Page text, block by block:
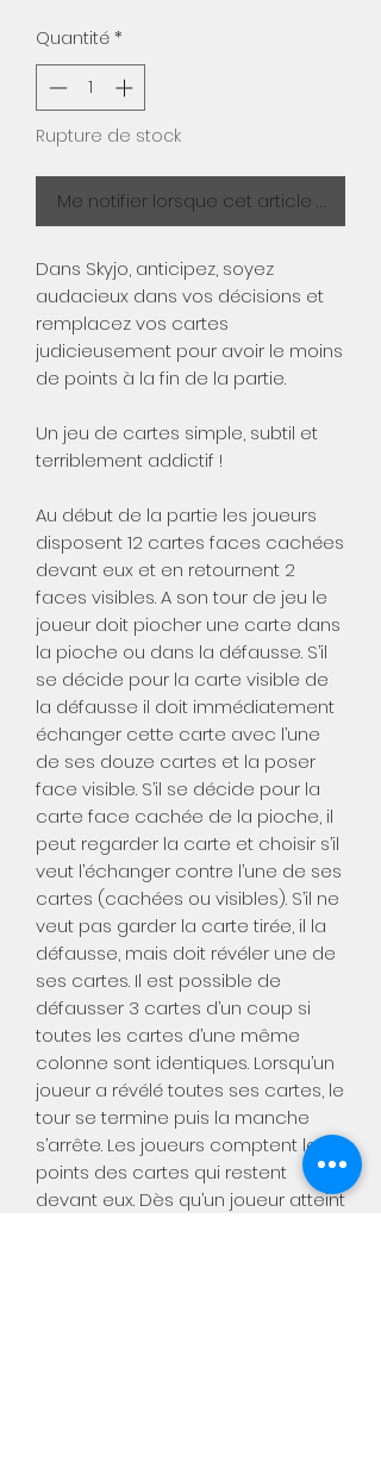
Quantité *
Rupture de stock
Me notifier lorsque cet article est
Dans Skyjo, anticipez, soyez
audacieux dans vos décisions et
remplacez vos cartes
judicieusement pour avoir le moins
de points à la fin de la partie.
Un jeu de cartes simple, subtil et
terriblement addictif !
Au début de la partie les joueurs
disposent 12 cartes faces cachées
devant eux et en retournent 2
faces visibles. A son tour de jeu le
joueur doit piocher une carte dans
la pioche ou dans la défausse. S’il
se décide pour la carte visible de
la défausse il doit immédiatement
échanger cette carte avec l’une
de ses douze cartes et la poser
face visible. S’il se décide pour la
carte face cachée de la pioche, il
peut regarder la carte et choisir s’il
veut l’échanger contre l’une de ses
cartes (cachées ou visibles). S’il ne
veut pas garder la carte tirée, il la
défausse, mais doit révéler une de
ses cartes. Il est possible de
défausser 3 cartes d’un coup si
toutes les cartes d’une même
colonne sont identiques. Lorsqu’un
joueur a révélé toutes ses cartes, le
tour se termine puis la manche
s’arrête. Les joueurs comptent les
points des cartes qui restent
devant eux. Dès qu’un joueur atteint